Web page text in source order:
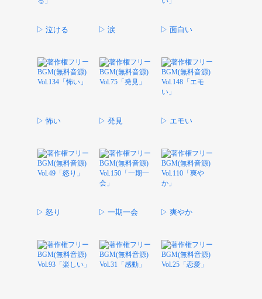
▷ 泣ける ▷ 涙 ▷ 面白い
▷ 怖い ▷ 発見 ▷ エモい
▷ 怒り ▷ 一期一会 ▷ 爽やか